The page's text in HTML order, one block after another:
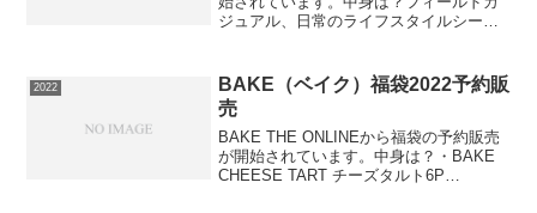
ジュアル、日常のライフスタイルシーン
確認をしてみるこの福袋は早...
2022
BAKE（ベイク）福袋2022予約販
売
BAKE THE ONLINEから福袋の予約販売
が開始されています。中身は？・BAKE
CHEESE TART チーズタルト6P